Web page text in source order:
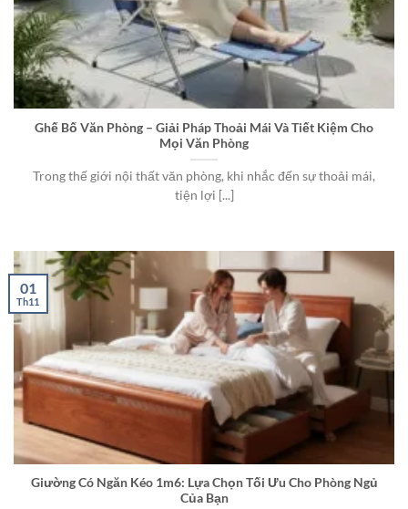
Ghế Bố Văn Phòng – Giải Pháp Thoải Mái Và Tiết Kiệm Cho
Mọi Văn Phòng
Trong thế giới nội thất văn phòng, khi nhắc đến sự thoải mái,
tiện lợi [...]
Giường Có Ngăn Kéo 1m6: Lựa Chọn Tối Ưu Cho Phòng Ngủ
Của Bạn
01
Th11